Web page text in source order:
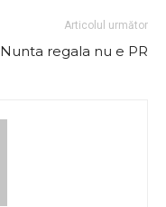
Articolul următor
Nunta regala nu e PR